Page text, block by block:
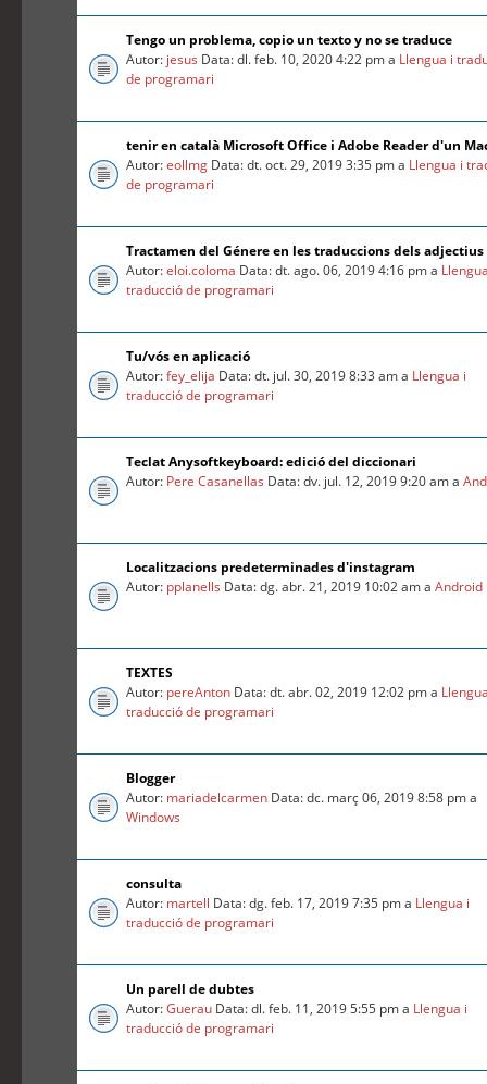
Tengo un problema, copio un texto y no se traduce
Autor: jesus Data: dl. feb. 10, 2020 4:22 pm a Llengua i
de programari
tenir en català Microsoft Office i Adobe Reader d'un
Autor:eollmg Data: dt. oct. 29, 2019 3:35 pm a Llengua i
de programari
Tractamen del Génere en les traduccions dels adjectius
Autor:eloi.coloma Data: dt. ago. 06, 2019 4:16 pm a
traducció de programari
Tu/vós en aplicació
Autor:fey_elija Data: dt. jul. 30, 2019 8:33 am a Llengua i
traducció de programari
Teclat Anysoftkeyboard: edició del diccionari
Autor: Pere Casanellas Data: dv. jul. 12, 2019 9:20 am a
Localitzacions predeterminades d'instagram
Autor: pplanells Data: dg. abr. 21, 2019 10:02 am aAndroid
TEXTES
Autor: pereAnton Data: dt. abr. 02, 2019 12:02 pm a
traducció de programari
Blogger
Autor: mariadelcarmen Data: dc. març 06, 2019 8:58 pm a
Windows
consulta
Autor: martell Data: dg. feb. 17, 2019 7:35 pm a Llengua i
traducció de programari
Un parell de dubtes
Autor:Guerau Data: dl. feb. 11, 2019 5:55 pm a Llengua i
traducció de programari